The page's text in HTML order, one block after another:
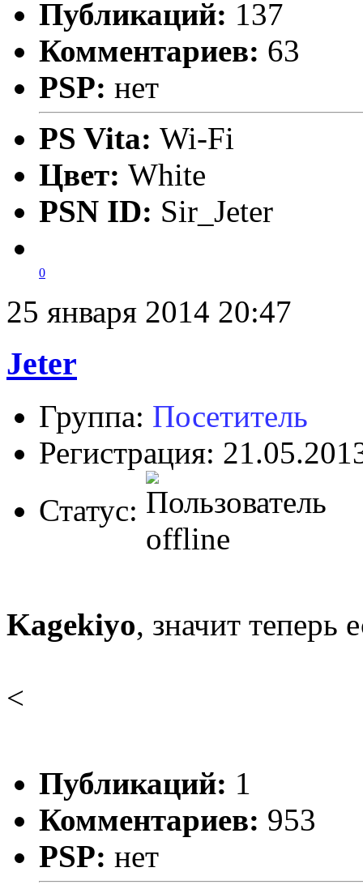
Публикаций: 137
Комментариев: 63
PSP: нет
PS Vita: Wi-Fi
Цвет: White
PSN ID: Sir_Jeter
0
25 января 2014 20:47
Jeter
Группа: Посетитель
Регистрация:
Статус:
Kagekiyo, значит теперь
<
Публикаций: 1
Комментариев: 953
PSP: нет